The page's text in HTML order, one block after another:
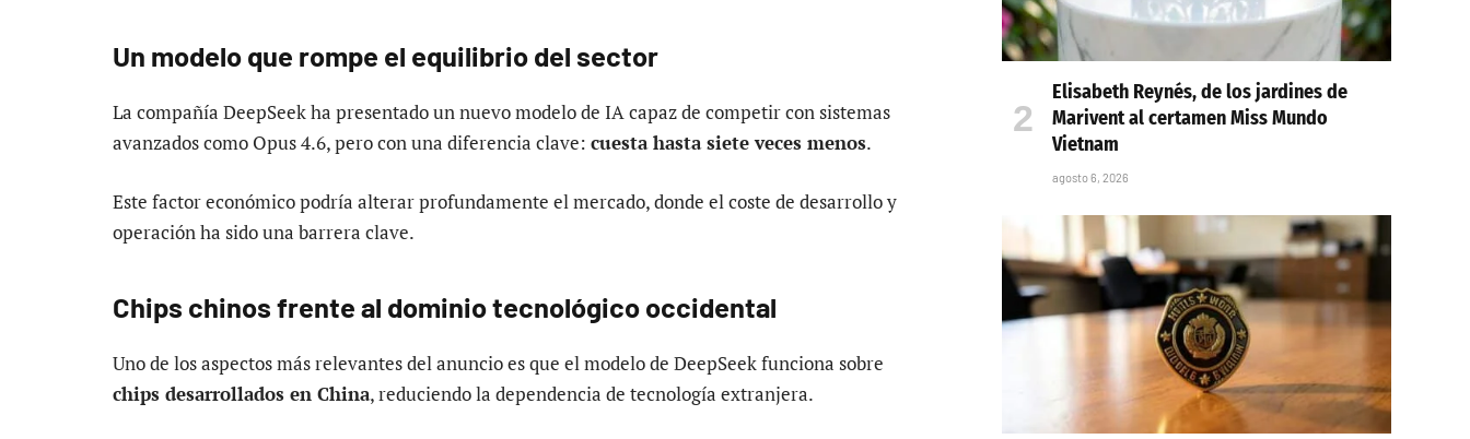
Un modelo que rompe el equilibrio del sector
La compañía DeepSeek ha presentado un nuevo modelo de IA capaz de competir con sistemas
avanzados como Opus 4.6, pero con una diferencia clave: cuesta hasta siete veces menos.
Este factor económico podría alterar profundamente el mercado, donde el coste de desarrollo y
operación ha sido una barrera clave.
Chips chinos frente al dominio tecnológico occidental
Uno de los aspectos más relevantes del anuncio es que el modelo de DeepSeek funciona sobre
chips desarrollados en China, reduciendo la dependencia de tecnología extranjera.
Elisabeth Reynés, de los jardines de
Marivent al certamen Miss Mundo
Vietnam
agosto 6, 2026